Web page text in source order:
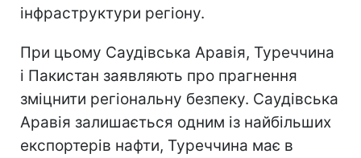
інфраструктури регіону.
При цьому Саудівська Аравія, Туреччина
і Пакистан заявляють про прагнення
зміцнити регіональну безпеку. Саудівська
Аравія залишається одним із найбільших
експортерів нафти, Туреччина має в